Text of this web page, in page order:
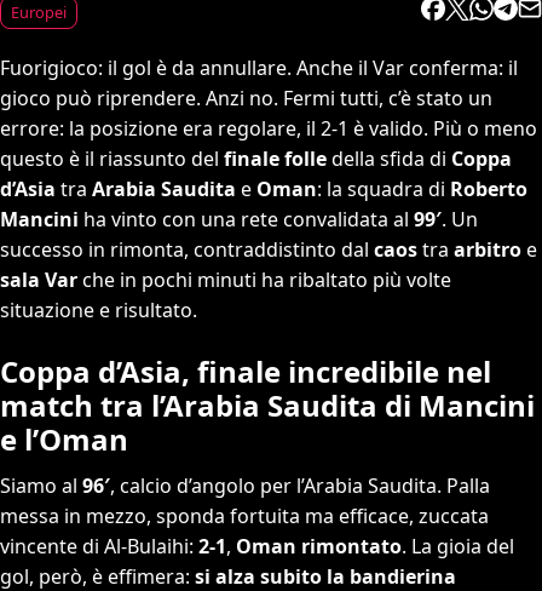
Europei
Fuorigioco: il gol è da annullare. Anche il Var conferma: il
gioco può riprendere. Anzi no. Fermi tutti, c’è stato un
errore: la posizione era regolare, il 2-1 è valido. Più o meno
questo è il riassunto del finale folledella sfida di Coppa
d’Asia tra Arabia Saudita e Oman: la squadra di Roberto
Mancini ha vinto con una rete convalidata al 99′. Un
successo in rimonta, contraddistinto dal caostra arbitroe
sala Varche in pochi minuti ha ribaltato più volte
situazione e risultato.
Coppa d’Asia, finale incredibile nel
match tra l’Arabia Saudita di Mancini
e l’Oman
Siamo al 96′, calcio d’angolo per l’Arabia Saudita. Palla
messa in mezzo, sponda fortuita ma efficace, zuccata
vincente di Al-Bulaihi: 2-1, Oman rimontato. La gioia del
gol, però, è effimera: si alza subito la bandierina